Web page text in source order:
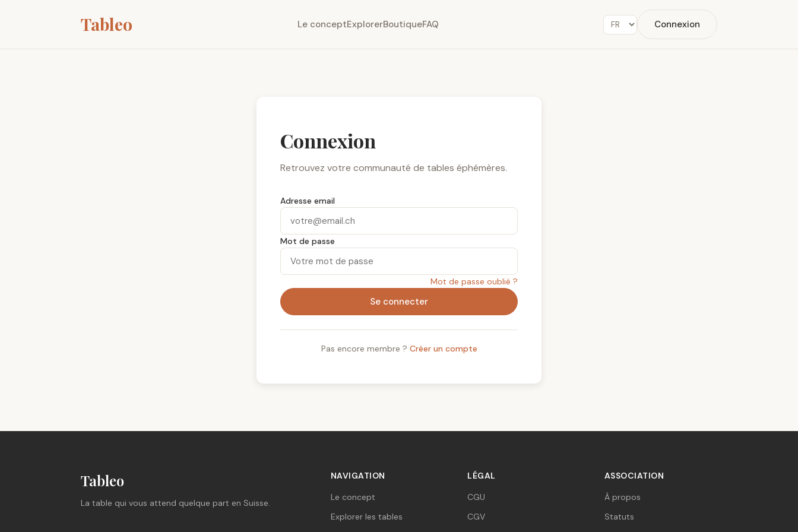
Tableo Le conceptExplorerBoutiqueFAQ Connexion
Connexion
Retrouvez votre communauté de tables éphémères.
Adresse email
Mot de passe
Mot de passe oublié ?
Se connecter
Pas encore membre ? Créer un compte
Tableo
La table qui vous attend quelque part en Suisse.
NAVIGATION
Le concept
Explorer les tables
LÉGAL
CGU
CGV
ASSOCIATION
À propos
Statuts